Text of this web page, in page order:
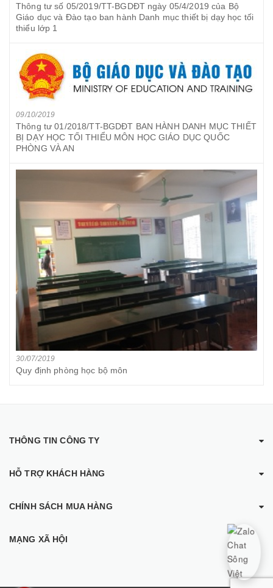
Thông tư số 05/2019/TT-BGDĐT ngày 05/4/2019 của Bộ
Giáo dục và Đào tạo ban hành Danh mục thiết bị dạy học tối
thiểu lớp 1
09/10/2019
Thông tư 01/2018/TT-BGDĐT BAN HÀNH DANH MỤC THIẾT
BỊ DẠY HỌC TỐI THIỂU MÔN HỌC GIÁO DỤC QUỐC
PHÒNG VÀ AN
30/07/2019
Quy định phòng học bộ môn
THÔNG TIN CÔNG TY
HỖ TRỢ KHÁCH HÀNG
CHÍNH SÁCH MUA HÀNG
MẠNG XÃ HỘI